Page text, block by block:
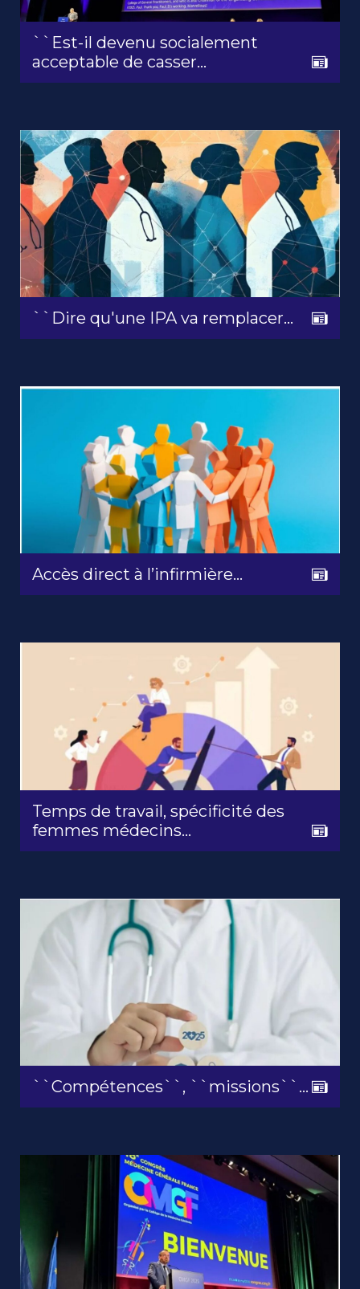
``Est-il devenu socialement
acceptable de casser…
``Dire qu'une IPA va remplacer…
Accès direct à l’infirmière...
Temps de travail, spécificité des
femmes médecins…
``Compétences``, ``missions``…